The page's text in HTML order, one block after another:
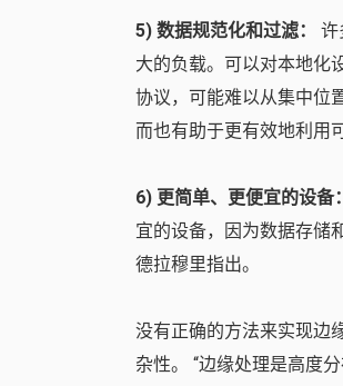
5) 数据规范化和过滤：
许
大的负载。可以对本地化
协议，可能难以从集中位
而也有助于更有效地利用
6) 更简单、更便宜的设备：
宜的设备，因为数据存储
德拉穆里指出。
没有正确的方法来实现边
杂性。 “边缘处理是高度